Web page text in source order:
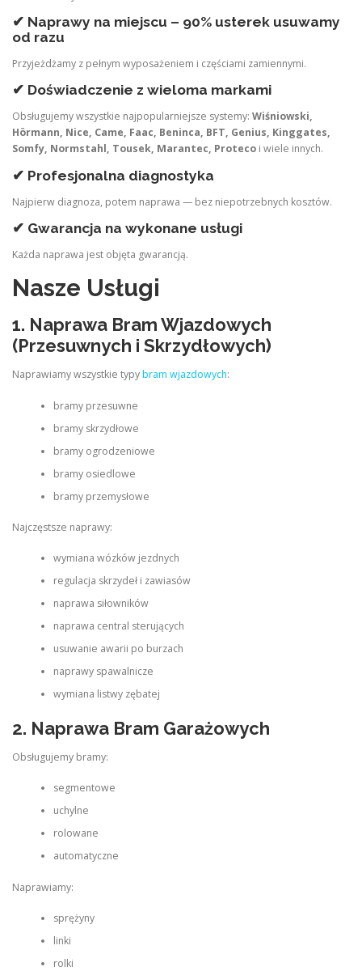
✔ Naprawy na miejscu – 90% usterek usuwamy
od razu
Przyjeżdżamy z pełnym wyposażeniem i częściami zamiennymi.
✔ Doświadczenie z wieloma markami
Obsługujemy wszystkie najpopularniejsze systemy: Wiśniowski,
Hörmann, Nice, Came, Faac, Beninca, BFT, Genius, Kinggates,
Somfy, Normstahl, Tousek, Marantec, Proteco i wiele innych.
✔ Profesjonalna diagnostyka
Najpierw diagnoza, potem naprawa — bez niepotrzebnych kosztów.
✔ Gwarancja na wykonane usługi
Każda naprawa jest objęta gwarancją.
Nasze Usługi
1. Naprawa Bram Wjazdowych
(Przesuwnych i Skrzydłowych)
Naprawiamy wszystkie typybram wjazdowych:
bramy przesuwne
bramy skrzydłowe
bramy ogrodzeniowe
bramy osiedlowe
bramy przemysłowe
Najczęstsze naprawy:
wymiana wózków jezdnych
regulacja skrzydeł i zawiasów
naprawa siłowników
naprawa central sterujących
usuwanie awarii po burzach
naprawy spawalnicze
wymiana listwy zębatej
2. Naprawa Bram Garażowych
Obsługujemy bramy:
segmentowe
uchylne
rolowane
automatyczne
Naprawiamy:
sprężyny
linki
rolki